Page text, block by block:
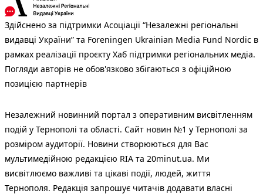
Здійснено за підтримки Асоціації “Незалежні регіональні
видавці України” та Foreningen Ukrainian Media Fund Nordic в
рамках реалізації проєкту Хаб підтримки регіональних медіа.
Погляди авторів не обов'язково збігаються з офіційною
позицією партнерів
Незалежний новинний портал з оперативним висвітленням
подій у Тернополі та області. Сайт новин №1 у Тернополі за
розміром аудиторії. Новини створюються для Вас
мультимедійною редакцією RIA та 20minut.ua. Ми
висвітлюємо важливі та цікаві події, людей, життя
Тернополя. Редакція запрошує читачів додавати власні